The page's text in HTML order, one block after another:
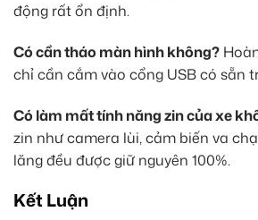
động rất ổn định.
Có cần tháo màn hình không?
chỉ cần cắm vào cổng USB có sẵn
Có làm mất tính năng zin của xe
zin như camera lùi, cảm biến va
lăng đều được giữ nguyên 100%.
Kết Luận